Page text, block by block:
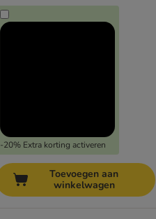
-20% Extra korting activeren
Toevoegen aan
winkelwagen